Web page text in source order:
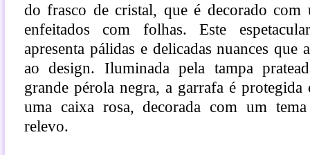
do frasco de cristal, que é decorado com
enfeitados com folhas. Este
apresenta pálidas e delicadas nuances que
ao design. Iluminada pela tampa
grande pérola negra, a garrafa é
uma caixa rosa, decorada com um
relevo.